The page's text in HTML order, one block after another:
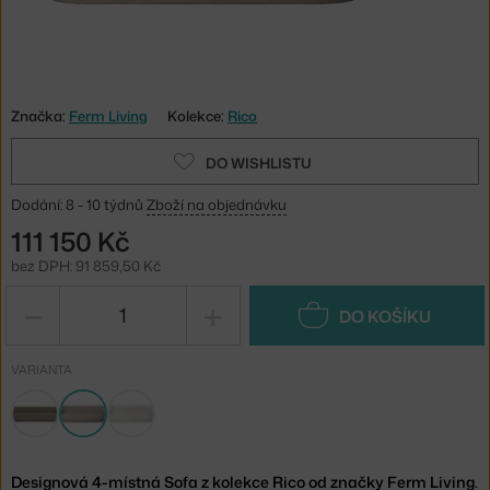
Značka: Ferm Living Kolekce: Rico
DO WISHLISTU
Dodání: 8 - 10 týdnů Zboží na objednávku
111 150 Kč
bez DPH: 91 859,50 Kč
DO KOŠÍKU
VARIANTA
Designová 4-místná Sofa z kolekce Rico od značky Ferm Living.